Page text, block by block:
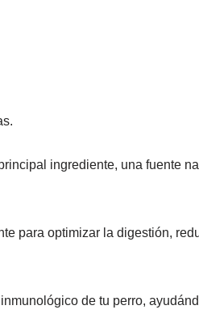
ingrediente, una fuente
para optimizar la digestión,
de tu perro,